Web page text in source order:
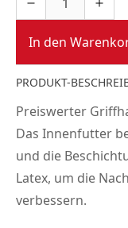
In den
PRODUKT-
Preiswerter
Das Innenfutter
und die
Latex, um die
verbessern.